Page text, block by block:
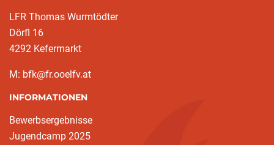
LFR Thomas Wurmtödter
Dörfl 16
4292 Kefermarkt
M: bfk@fr.ooelfv.at
INFORMATIONEN
Bewerbsergebnisse
Jugendcamp 2025